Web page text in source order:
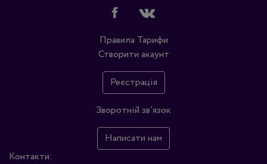
Правила Тарифи
Створити акаунт
Реєстрація
Зворотній зв'язок
Написати нам
Контакти: